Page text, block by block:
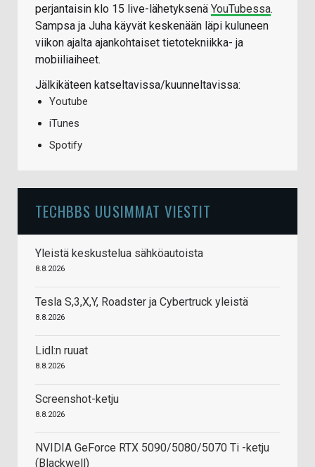
perjantaisin klo 15 live-lähetyksenä YouTubessa.
Sampsa ja Juha käyvät keskenään läpi kuluneen
viikon ajalta ajankohtaiset tietotekniikka- ja
mobiiliaiheet.
Jälkikäteen katseltavissa/kuunneltavissa:
Youtube
iTunes
Spotify
TECHBBS UUSIMMAT VIESTIT
Yleistä keskustelua sähköautoista
8.8.2026
Tesla S,3,X,Y, Roadster ja Cybertruck yleistä
8.8.2026
Lidl:n ruuat
8.8.2026
Screenshot-ketju
8.8.2026
NVIDIA GeForce RTX 5090/5080/5070 Ti -ketju
(Blackwell)